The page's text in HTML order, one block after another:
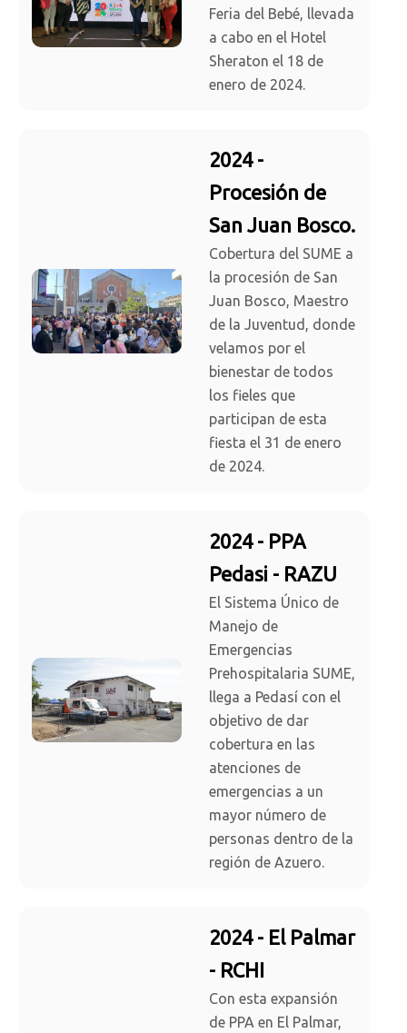
Feria del Bebé, llevada
a cabo en el Hotel
Sheraton el 18 de
enero de 2024.
2024 -
Procesión de
San Juan Bosco.
Cobertura del SUME a
la procesión de San
Juan Bosco, Maestro
de la Juventud, donde
velamos por el
bienestar de todos
los fieles que
participan de esta
fiesta el 31 de enero
de 2024.
2024 - PPA
Pedasi - RAZU
El Sistema Único de
Manejo de
Emergencias
Prehospitalaria SUME,
llega a Pedasí con el
objetivo de dar
cobertura en las
atenciones de
emergencias a un
mayor número de
personas dentro de la
región de Azuero.
2024 - El Palmar
- RCHI
Con esta expansión
de PPA en El Palmar,